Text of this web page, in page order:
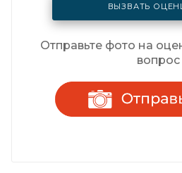
ВЫЗВАТЬ
Отправьте фото на
вопрос